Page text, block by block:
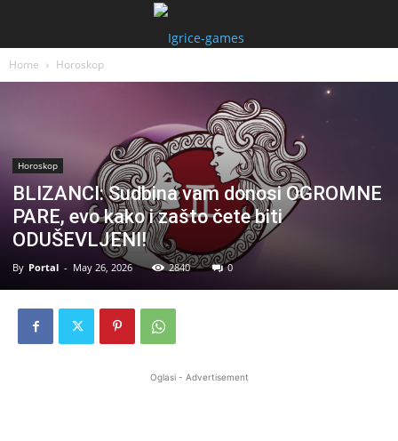
Home Horoskop
Horoskop
BLIZANCI: Sudbina vam donosi OGROMNE
PARE, evo kako i zašto čete biti
ODUŠEVLJENI!
By Portal - May 26, 2026 2840 0
Oglasi - Advertisement